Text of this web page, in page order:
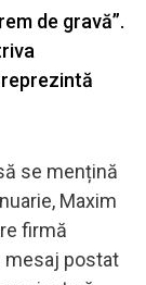
de gravă”.
se mențină
Maxim
firmă
mesaj postat